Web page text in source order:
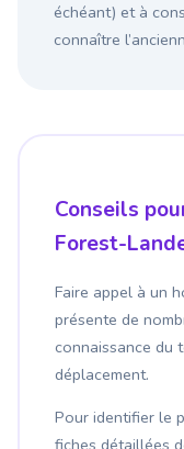
échéant) et à
connaître
Conseils
Forest-
Faire appel à un
présente de
connaissance du
déplacement.
Pour identifier le
fiches détaillées